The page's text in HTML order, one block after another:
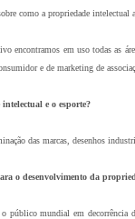
como a propriedade
encontramos em uso todas as
e de marketing de
e o esporte?
das marcas, desenhos
o desenvolvimento da
público mundial em decorrência